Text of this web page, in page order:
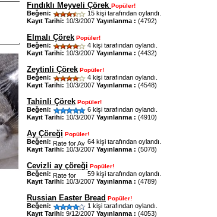
Fındıklı Meyveli Çörek Popüler!
Beğeni:
15 kişi tarafından oylandı.
Kayıt Tarihi: 10/3/2007 Yayınlanma : (4792)
Elmalı Çörek Popüler!
Beğeni:
4 kişi tarafından oylandı.
Kayıt Tarihi: 10/3/2007 Yayınlanma : (4432)
Zeytinli Çörek Popüler!
Beğeni:
4 kişi tarafından oylandı.
Kayıt Tarihi: 10/3/2007 Yayınlanma : (4548)
Tahinli Çörek Popüler!
Beğeni:
6 kişi tarafından oylandı.
Kayıt Tarihi: 10/3/2007 Yayınlanma : (4910)
Ay Çöreği Popüler!
Beğeni:
64 kişi tarafından oylandı.
Kayıt Tarihi: 10/3/2007 Yayınlanma : (5078)
Cevizli ay çöreği Popüler!
Beğeni:
59 kişi tarafından oylandı.
Kayıt Tarihi: 10/3/2007 Yayınlanma : (4789)
Russian Easter Bread Popüler!
Beğeni:
1 kişi tarafından oylandı.
Kayıt Tarihi: 9/12/2007 Yayınlanma : (4053)